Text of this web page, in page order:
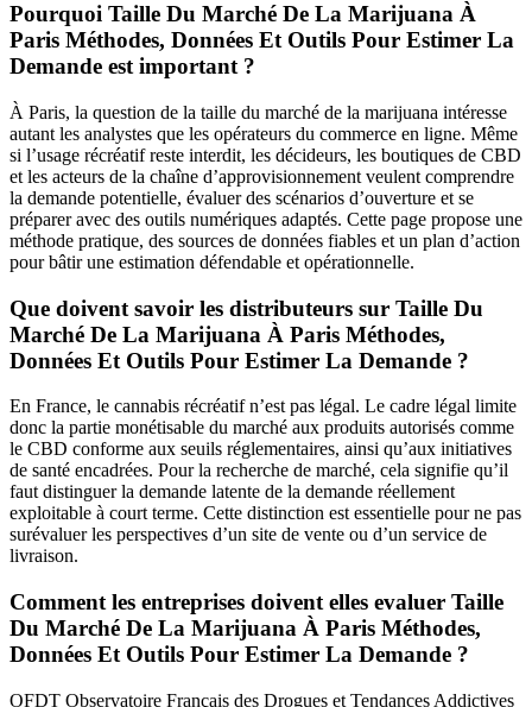
Pourquoi Taille Du Marché De La Marijuana À
Paris Méthodes, Données Et Outils Pour Estimer La
Demande est important ?
À Paris, la question de la taille du marché de la marijuana intéresse
autant les analystes que les opérateurs du commerce en ligne. Même
si l’usage récréatif reste interdit, les décideurs, les boutiques de CBD
et les acteurs de la chaîne d’approvisionnement veulent comprendre
la demande potentielle, évaluer des scénarios d’ouverture et se
préparer avec des outils numériques adaptés. Cette page propose une
méthode pratique, des sources de données fiables et un plan d’action
pour bâtir une estimation défendable et opérationnelle.
Que doivent savoir les distributeurs sur Taille Du
Marché De La Marijuana À Paris Méthodes,
Données Et Outils Pour Estimer La Demande ?
En France, le cannabis récréatif n’est pas légal. Le cadre légal limite
donc la partie monétisable du marché aux produits autorisés comme
le CBD conforme aux seuils réglementaires, ainsi qu’aux initiatives
de santé encadrées. Pour la recherche de marché, cela signifie qu’il
faut distinguer la demande latente de la demande réellement
exploitable à court terme. Cette distinction est essentielle pour ne pas
surévaluer les perspectives d’un site de vente ou d’un service de
livraison.
Comment les entreprises doivent elles evaluer Taille
Du Marché De La Marijuana À Paris Méthodes,
Données Et Outils Pour Estimer La Demande ?
OFDT Observatoire Français des Drogues et Tendances Addictives